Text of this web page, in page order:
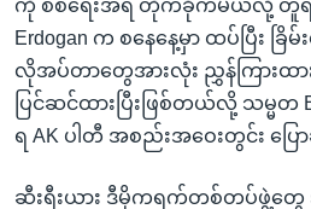
ကို စစ်ရေးအရ တိုက်ခိုက်မယ်လို့ တူရကီ
Erdogan က စနေနေ့မှာ ထပ်ပြီး ခြိမ်
လိုအပ်တာတွေအားလုံး ညွှန်ကြားထာ
ပြင်ဆင်ထားပြီးဖြစ်တယ်လို့ သမ္မ
ရ AK ပါတီ အစည်းအဝေးတွင်း ပြ
ဆီးရီးယား ဒီမိုကရက်တစ်တပ်ဖွဲ့တွ